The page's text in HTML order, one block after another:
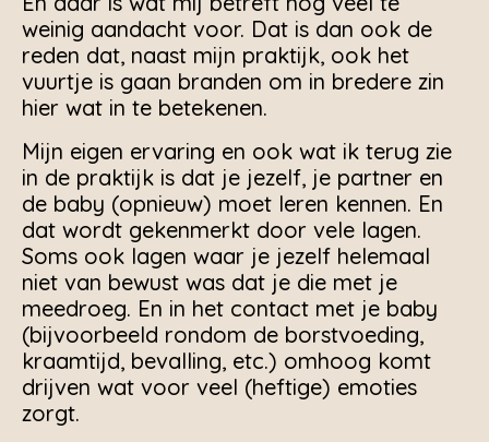
weinig aandacht voor. Dat is dan ook de
reden dat, naast mijn praktijk, ook het
vuurtje is gaan branden om in bredere zin
hier wat in te betekenen.
Mijn eigen ervaring en ook wat ik terug zie
in de praktijk is dat je jezelf, je partner en
de baby (opnieuw) moet leren kennen. En
dat wordt gekenmerkt door vele lagen.
Soms ook lagen waar je jezelf helemaal
niet van bewust was dat je die met je
meedroeg. En in het contact met je baby
(bijvoorbeeld rondom de borstvoeding,
kraamtijd, bevalling, etc.) omhoog komt
drijven wat voor veel (heftige) emoties
zorgt.